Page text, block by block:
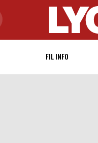
FIL INFO